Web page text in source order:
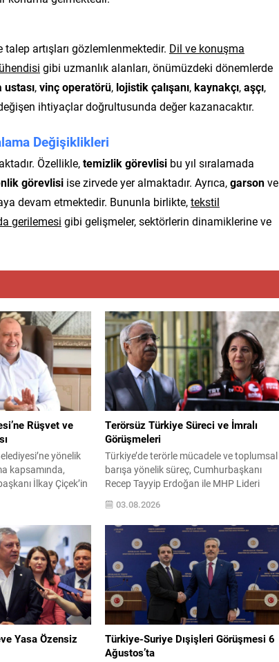
artışları gözlemlenmektedir. Dil ve konuşma
gibi uzmanlık alanları, önümüzdeki dönemlerde
,vinç operatörü, lojistik çalışanı,kaynakçı,aşçı,
ihtiyaçlar doğrultusunda değer kazanacaktır.
Değişiklikleri
Özellikle,temizlik görevlisi bu yıl sıralamada
görevlisi ise zirvede yer almaktadır. Ayrıca,garsonve
devam etmektedir. Bununla birlikte,tekstil
gerilemesi gibi gelişmeler, sektörlerin dinamiklerine ve
Rüşvet ve
yönelik
kapsamında,
İlkay Çiçek’in
alındı.
başkan
şehircilik müdürü,
yapı kontrol
üyeleri ve belediye
yapı kullanım
Terörsüz Türkiye Süreci ve İmralı
Görüşmeleri
Türkiye’de terörle mücadele ve toplumsal
barışa yönelik süreç, Cumhurbaşkanı
Recep Tayyip Erdoğan ile MHP Lideri
Devlet Bahçeli’nin ortak çabalarıyla yeni
bir evreye girdi. TBMM’de kurulan Milli
Dayanışma, Kardeşlik ve Demokrasi
Komisyonu, çalışmalarını tamamlayarak
ortak raporunu yayımladı; komisyonun
öngördüğü çerçeve yasa, Meclis tatile
girmeden yasalaştırılmak üzere
hızlandırılıyor. Hazırlıkların devam ettiği
süreçte,...
03.08.2026
Yasa Özensiz
Türkiye-Suriye Dışişleri Görüşmesi 6
Ağustos’ta